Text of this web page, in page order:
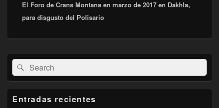
siguiente:
El Foro de Crans Montana en marzo de 2017 en Dakhla,
para disgusto del Polisario
El
área
de
widget
lateral
Buscar
por:
Buscar
Entradas recientes